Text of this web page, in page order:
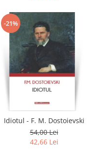
-21%
Idiotul - F. M. Dostoievski
54,00 Lei
42,66 Lei